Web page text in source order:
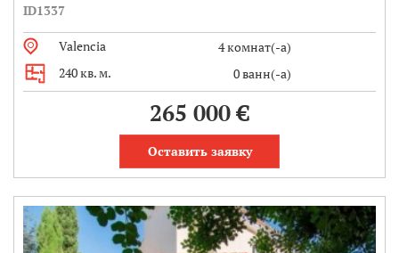
ID1337
Valencia
4 комнат(-а)
240 кв. м.
0 ванн(-а)
265 000 €
Оставить заявку